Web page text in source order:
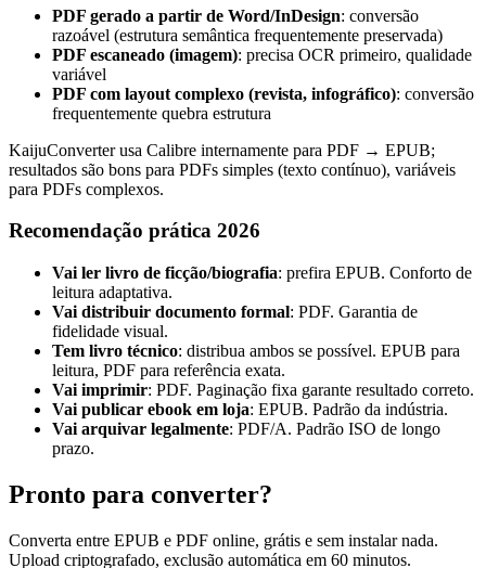
PDF gerado a partir de Word/InDesign: conversão
razoável (estrutura semântica frequentemente preservada)
PDF escaneado (imagem): precisa OCR primeiro, qualidade
variável
PDF com layout complexo (revista, infográfico): conversão
frequentemente quebra estrutura
KaijuConverter usa Calibre internamente para PDF → EPUB;
resultados são bons para PDFs simples (texto contínuo), variáveis
para PDFs complexos.
Recomendação prática 2026
Vai ler livro de ficção/biografia: prefira EPUB. Conforto de
leitura adaptativa.
Vai distribuir documento formal: PDF. Garantia de
fidelidade visual.
Tem livro técnico: distribua ambos se possível. EPUB para
leitura, PDF para referência exata.
Vai imprimir: PDF. Paginação fixa garante resultado correto.
Vai publicar ebook em loja: EPUB. Padrão da indústria.
Vai arquivar legalmente: PDF/A. Padrão ISO de longo
prazo.
Pronto para converter?
Converta entre EPUB e PDF online, grátis e sem instalar nada.
Upload criptografado, exclusão automática em 60 minutos.